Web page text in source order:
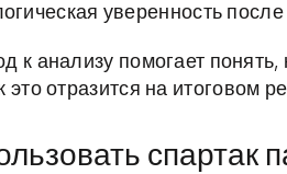
уверенность
к анализу помогает
это отразится на итоговом
спартак